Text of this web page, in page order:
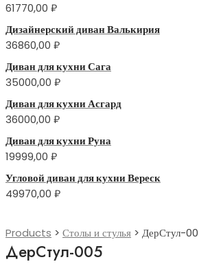
61770,00 ₽
Дизайнерский диван Валькирия
36860,00 ₽
Диван для кухни Сага
35000,00 ₽
Диван для кухни Асгард
36000,00 ₽
Диван для кухни Руна
19999,00 ₽
Угловой диван для кухни Вереск
49970,00 ₽
Products > Столы и стулья > ДерСтул-
ДерСтул-005